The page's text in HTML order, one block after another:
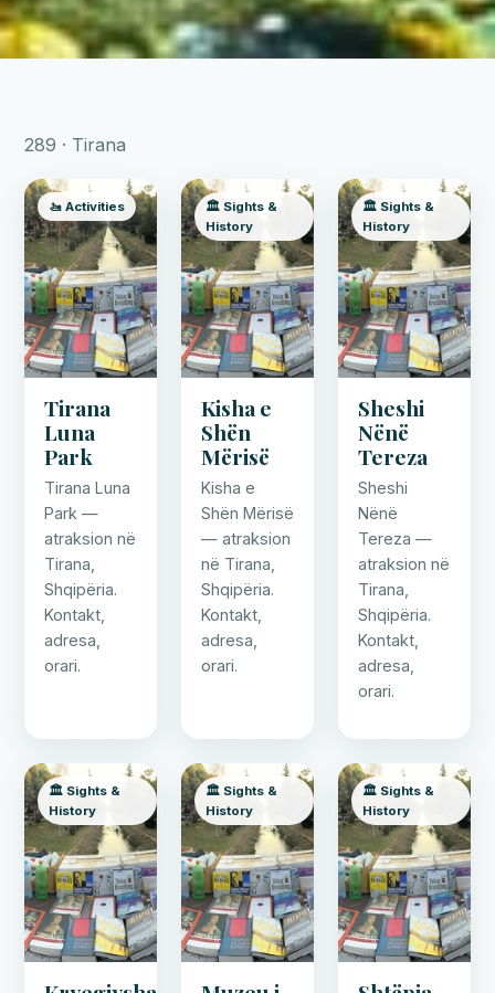
289 · Tirana
🚤 Activities
Tirana
Luna
Park
Tirana Luna
Park —
atraksion në
Tirana,
Shqipëria.
Kontakt,
adresa,
orari.
🏛️ Sights &
History
Kisha e
Shën
Mërisë
Kisha e
Shën Mërisë
— atraksion
në Tirana,
Shqipëria.
Kontakt,
adresa,
orari.
🏛️ Sights &
History
Sheshi
Nënë
Tereza
Sheshi
Nënë
Tereza —
atraksion në
Tirana,
Shqipëria.
Kontakt,
adresa,
orari.
🏛️ Sights &
History
🏛️ Sights &
History
🏛️ Sights &
History